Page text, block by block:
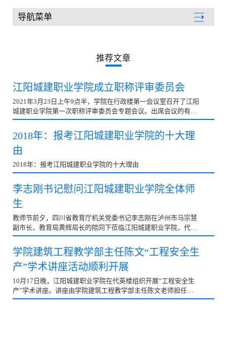
导航菜单
推荐文章
江阳城建职业学院成立职称评审委员会
2021年3月23日上午9点半，学院在行政楼第一会议室召开了江阳
城建职业学院第一次职称评审委员会专题会议。出席会议的有：
吴振华、吴炎龙、刘玉增、卫阳光、杨林、刘珉勇、...
2018年：报考江阳城建职业学院的十大理
由
2018年：报考江阳城建职业学院的十大理由
李志刚书记慰问江阳城建职业学院全体师
生
教师节前夕，四川省教育厅机关党委书记李志刚在泸州市马宗慧
副市长、教育局黄辉局长的陪同下莅临江阳城建职业学院，代表
朱世宏厅长慰问江阳城建职业学院全体师生。慰问过...
学院建筑工程教学部主任陈文“工程安全生
产”学术讲座活动顺利开展
10月17日晚，江阳城建职业学院在代英楼组织开展“工程安全生
产”学术讲座。讲座由学院建筑工程教学部主任陈文老师担任主
讲。建筑工程技术、建筑经济管理、道路桥梁工程技术...